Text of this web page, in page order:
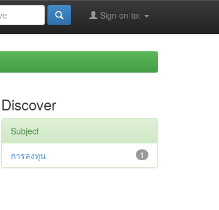
Sign on to:
Discover
Subject
1
การลงทุน